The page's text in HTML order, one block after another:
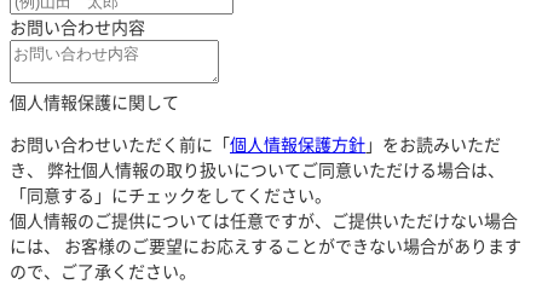
お問い合わせ内容
個人情報保護に関して
お問い合わせいただく前に 「個人情報保護方針」 をお読みいただ
き、
弊社個人情報の取り扱いについてご同意いただける場合は、
「同意する」にチェックをしてください。
個人情報のご提供については任意ですが、ご提供いただけない場合
には、
お客様のご要望にお応えすることができない場合があります
ので、ご了承ください。